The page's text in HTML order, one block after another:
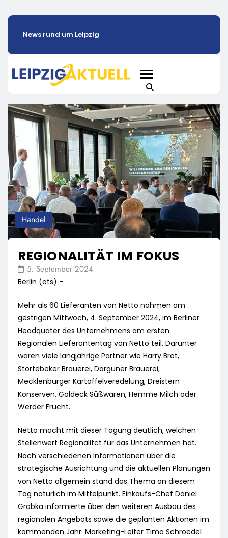
News rund um Leipzig
Handel
REGIONALITÄT IM FOKUS
5. September 2024
Berlin (ots) –
Mehr als 60 Lieferanten von Netto nahmen am
gestrigen Mittwoch, 4. September 2024, im Berliner
Headquater des Unternehmens am ersten
Regionalen Lieferantentag von Netto teil. Darunter
waren viele langjährige Partner wie Harry Brot,
Störtebeker Brauerei, Darguner Brauerei,
Mecklenburger Kartoffelveredelung, Dreistern
Konserven, Goldeck Süßwaren, Hemme Milch oder
Werder Frucht.
Netto macht mit dieser Tagung deutlich, welchen
Stellenwert Regionalität für das Unternehmen hat.
Nach verschiedenen Informationen über die
strategische Ausrichtung und die aktuellen Planungen
von Netto allgemein stand das Thema an diesem
Tag natürlich im Mittelpunkt. Einkaufs-Chef Daniel
Grabka informierte über den weiteren Ausbau des
regionalen Angebots sowie die geplanten Aktionen im
kommenden Jahr. Marketing-Leiter Timo Schroedel